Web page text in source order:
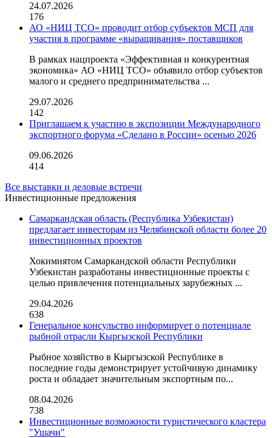
24.07.2026
176
АО «НИЦ ТСО» проводит отбор субъектов МСП для
участия в программе «выращивания» поставщиков
В рамках нацпроекта «Эффективная и конкурентная
экономика» АО «НИЦ ТСО» объявило отбор субъектов
малого и среднего предпринимательства ...
29.07.2026
142
Приглашаем к участию в экспозиции Международного
экспортного форума «Сделано в России» осенью 2026
09.06.2026
414
Все выставки и деловые встречи
Инвестиционные предложения
Самаркандская область (Республика Узбекистан)
предлагает инвесторам из Челябинской области более 20
инвестиционных проектов
Хокимиятом Самаркандской области Республики
Узбекистан разработаны инвестиционные проекты с
целью привлечения потенциальных зарубежных ...
29.04.2026
638
Генеральное консульство информирует о потенциале
рыбной отрасли Кыргызской Республики
Рыбное хозяйство в Кыргызской Республике в
последние годы демонстрирует устойчивую динамику
роста и обладает значительным экспортным по...
08.04.2026
738
Инвестиционные возможности туристического кластера
"Ушачи"